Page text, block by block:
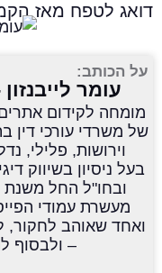
דואג לטפח מאז הקמתה
על הכותב:
עומר לייבנזון
של משרדי עורכי דין
וירושות, פלילי,
בעל ניסיון בשיווק
מעשרת עמודי
ואחד שאוהב לחקור,
– ולבסוף